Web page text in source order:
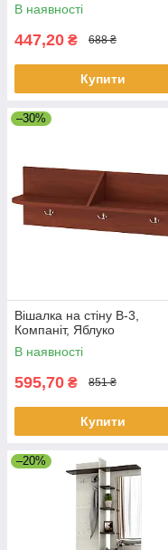
В наявності
447,20 ₴ 688 ₴
Купити
–30%
Вішалка на стіну В-3,
Компаніт, Яблуко
В наявності
595,70 ₴ 851 ₴
Купити
–20%